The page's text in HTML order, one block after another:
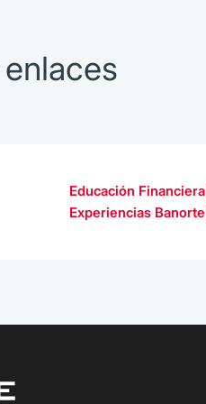
Educación Financiera
Experiencias Banorte